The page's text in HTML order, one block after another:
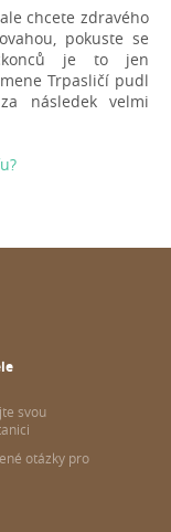
chcete zdravého
pokuste se
je to jen
Trpasličí pudl
následek velmi
svou
otázky pro